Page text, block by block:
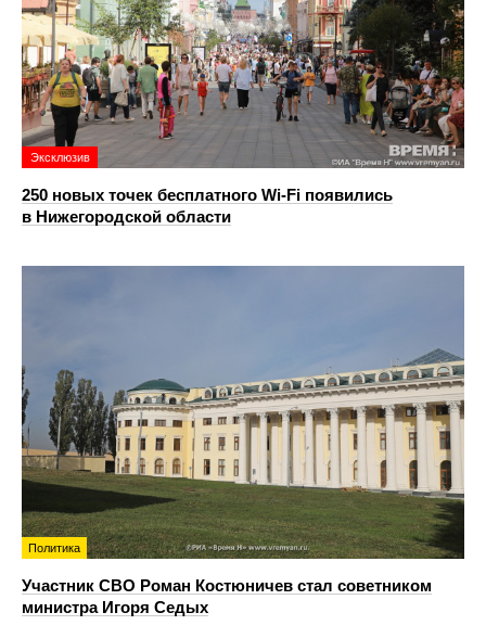
Эксклюзив
250 новых точек бесплатного Wi-Fi появились
в Нижегородской области
Политика
Участник СВО Роман Костюничев стал советником
министра Игоря Седых